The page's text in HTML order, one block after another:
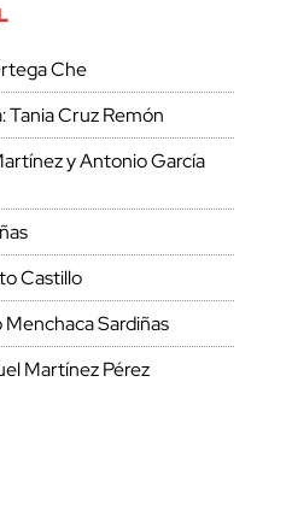
Che
Tania Cruz Remón
y Antonio García
Castillo
Sardiñas
Martínez Pérez